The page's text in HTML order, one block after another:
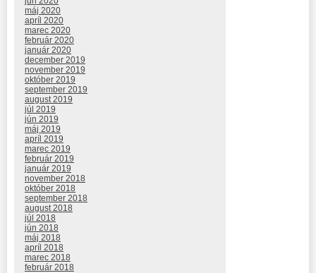
máj 2020
apríl 2020
marec 2020
február 2020
január 2020
december 2019
november 2019
október 2019
september 2019
august 2019
júl 2019
jún 2019
máj 2019
apríl 2019
marec 2019
február 2019
január 2019
november 2018
október 2018
september 2018
august 2018
júl 2018
jún 2018
máj 2018
apríl 2018
marec 2018
február 2018